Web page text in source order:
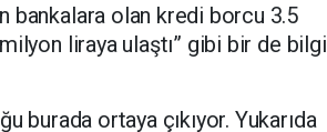
bankalara olan kredi borcu 3.5
liraya ulaştı” gibi bir de bilgi
burada ortaya çıkıyor. Yukarıda